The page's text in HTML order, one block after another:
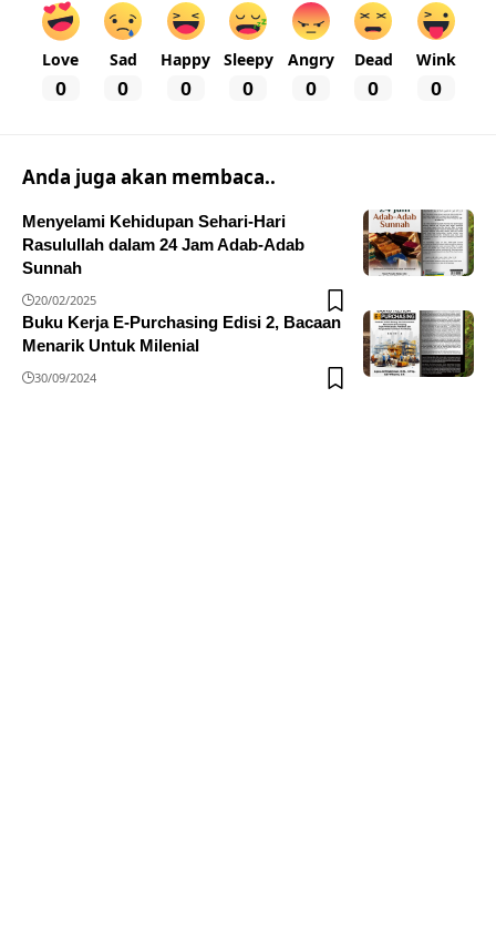
Love
0
Sad
0
Happy
0
Sleepy
0
Angry
0
Dead
0
Wink
0
Anda juga akan membaca..
Menyelami Kehidupan Sehari-Hari
Rasulullah dalam 24 Jam Adab-Adab
Sunnah
20/02/2025
Buku Kerja E-Purchasing Edisi 2, Bacaan
Menarik Untuk Milenial
30/09/2024